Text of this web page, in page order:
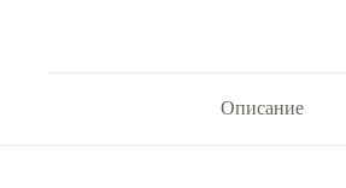
Описание